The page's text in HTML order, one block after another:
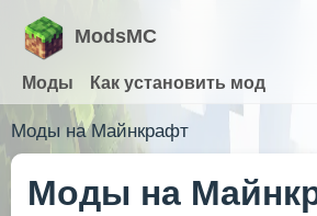
ModsMC
Моды Как установить мод
Моды на Майнкрафт
Моды на